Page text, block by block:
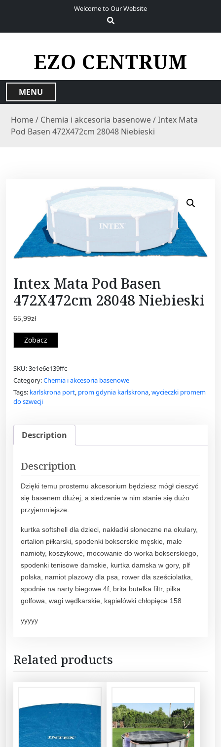
Welcome to Our Website
EZO CENTRUM
MENU
Home/ Chemia i akcesoria basenowe/ Intex Mata
Pod Basen 472X472cm 28048 Niebieski
Intex Mata Pod Basen
472X472cm 28048 Niebieski
65,99zł
Zobacz
SKU:3e1e6e139ffc
Category:Chemia i akcesoria basenowe
Tags: karlskrona port prom gdynia karlskrona wycieczki promem
do szwecji
Description
Description
Dzięki temu prostemu akcesorium będziesz mógł cieszyć
się basenem dłużej, a siedzenie w nim stanie się dużo
przyjemniejsze.
kurtka softshell dla dzieci, nakładki słoneczne na okulary,
ortalion piłkarski, spodenki bokserskie męskie, małe
namioty, koszykowe, mocowanie do worka bokserskiego,
spodenki tenisowe damskie, kurtka damska w gory, plf
polska, namiot plazowy dla psa, rower dla sześciolatka,
spodnie na narty biegowe 4f, brita butelka filtr, piłka
golfowa, wagi wędkarskie, kąpielówki chłopięce 158
yyyyy
Related products